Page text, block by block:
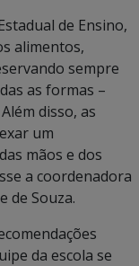
de Ensino,
alimentos,
sempre
as formas –
disso, as
um
mãos e dos
a coordenadora
de Souza.
da escola se